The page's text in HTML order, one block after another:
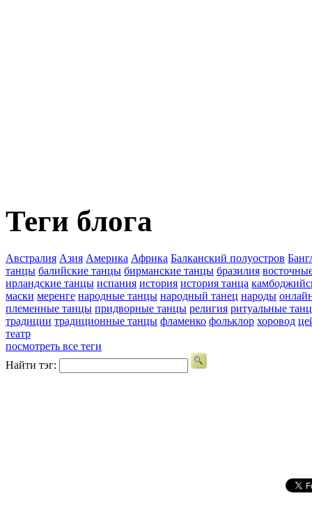
Теги блога
Австралия Азия Америка Африка Балканский полуостров
танцы балийские танцы бирманские танцы бразилия
ирландские танцы испания история история танца
маски меренге народные танцы народный танец народы
племенные танцы придворные танцы религия ритуальные
традиции традиционные танцы фламенко фольклор хоровод
театр
посмотреть все теги
Найти тэг: